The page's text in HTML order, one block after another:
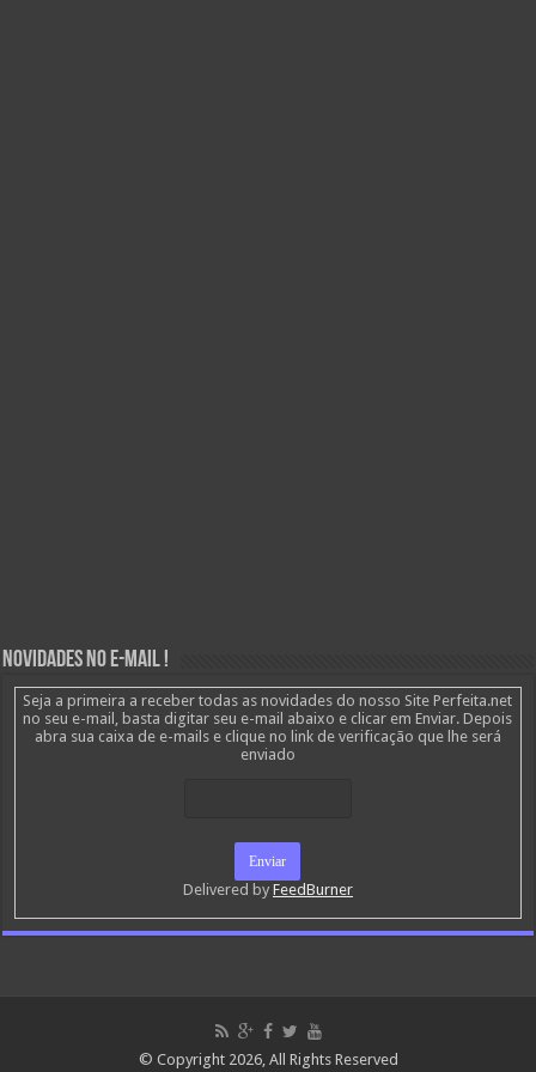
Novidades no E-mail !
Seja a primeira a receber todas as novidades do nosso Site Perfeita.net
no seu e-mail, basta digitar seu e-mail abaixo e clicar em Enviar. Depois
abra sua caixa de e-mails e clique no link de verificação que lhe será
enviado
Delivered by FeedBurner
© Copyright 2026, All Rights Reserved